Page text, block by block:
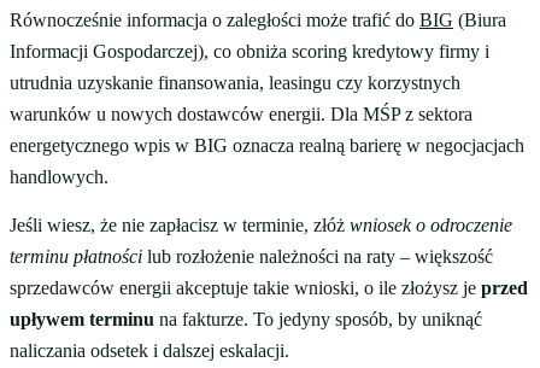
Równocześnie informacja o zaległości może trafić do BIG (Biura
Informacji Gospodarczej), co obniża scoring kredytowy firmy i
utrudnia uzyskanie finansowania, leasingu czy korzystnych
warunków u nowych dostawców energii. Dla MŚP z sektora
energetycznego wpis w BIG oznacza realną barierę w negocjacjach
handlowych.
Jeśli wiesz, że nie zapłacisz w terminie, złóż wniosek o odroczenie
terminu płatności lub rozłożenie należności na raty – większość
sprzedawców energii akceptuje takie wnioski, o ile złożysz je przed
upływem terminu na fakturze. To jedyny sposób, by uniknąć
naliczania odsetek i dalszej eskalacji.